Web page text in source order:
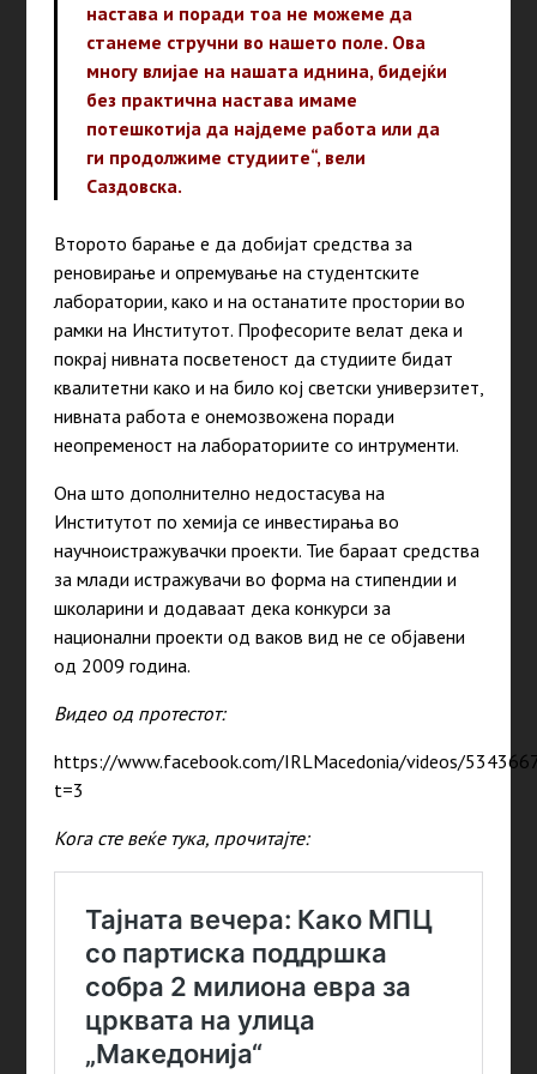
настава и поради тоа не можеме да
станеме стручни во нашето поле. Ова
многу влијае на нашата иднина, бидејќи
без практична настава имаме
потешкотија да најдеме работа или да
ги продолжиме студиите“, вели
Саздовска.
Второто барање е да добијат средства за
реновирање и опремување на студентските
лаборатории, како и на останатите простории во
рамки на Институтот. Професорите велат дека и
покрај нивната посветеност да студиите бидат
квалитетни како и на било кој светски универзитет,
нивната работа е онемозвожена поради
неопременост на лабораториите со интрументи.
Она што дополнително недостасува на
Институтот по хемија се инвестирања во
научноистражувачки проекти. Тие бараат средства
за млади истражувачи во форма на стипендии и
школарини и додаваат дека конкурси за
национални проекти од ваков вид не се објавени
од 2009 година.
Видео од протестот:
https://www.facebook.com/IRLMacedonia/videos/
t=3
Кога сте веќе тука, прочитајте: